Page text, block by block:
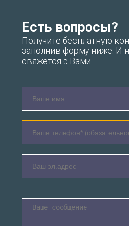
Есть вопросы?
Получите бесплатную
заполнив форму ниже. И
свяжется с Вами.